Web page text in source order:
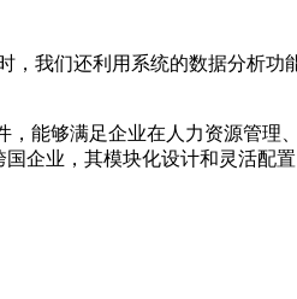
我们还利用系统的数据分析功
能够满足企业在人力资源管理
企业，其模块化设计和灵活配